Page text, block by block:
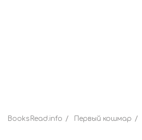
BooksRead.info Первый кошмар